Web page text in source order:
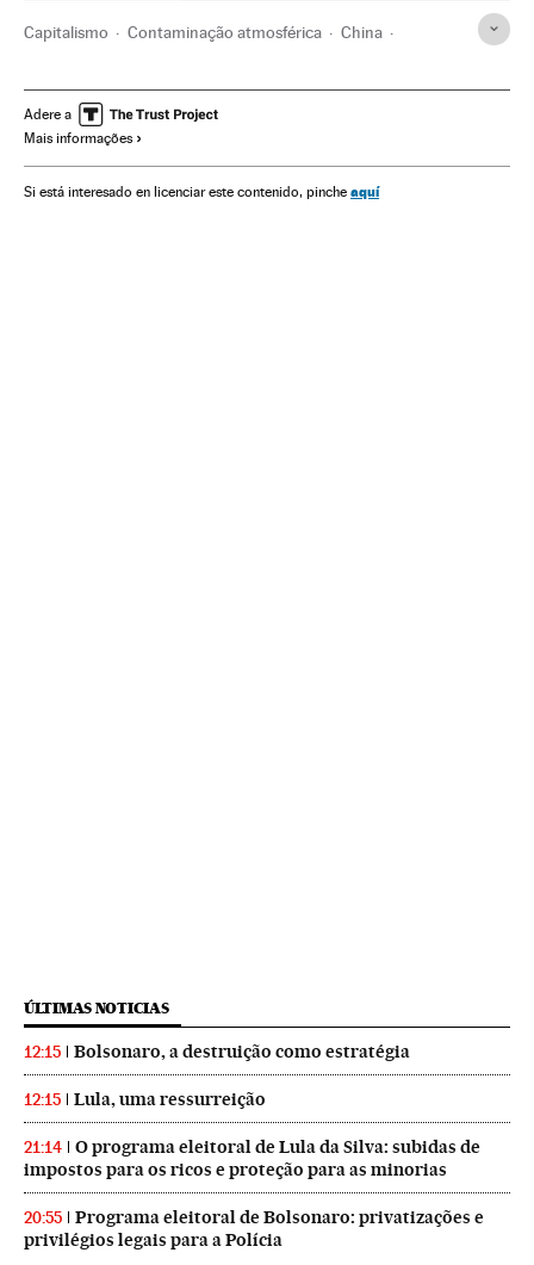
Capitalismo Contaminação atmosférica China
Problemas ambientais Europa
Adere a
Mais informações
Si está interesado en licenciar este contenido, pinche aquí
ÚLTIMAS NOTICIAS
12:15 Bolsonaro, a destruição como estratégia
12:15 Lula, uma ressurreição
21:14
O programa eleitoral de Lula da Silva: subidas de
impostos para os ricos e proteção para as minorias
20:55
Programa eleitoral de Bolsonaro: privatizações e
privilégios legais para a Polícia